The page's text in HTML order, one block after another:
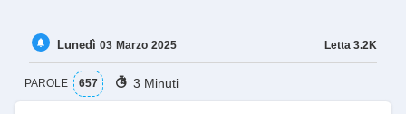
Letta 3.2K
Lunedì 03 Marzo 2025
PAROLE 657 3 Minuti